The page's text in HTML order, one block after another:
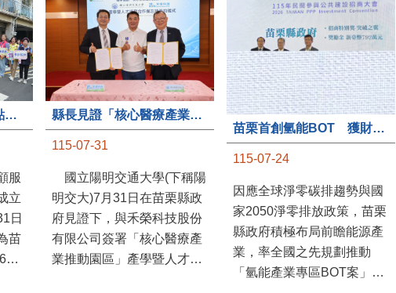
苗栗縣第236處關懷據點在苗栗市維祥里揭牌
服
立
日
苗
處
縣長見證「核心醫療產業推動園區」產學合作簽約儀式
115-07-31
國立陽明交通大學(下稱陽
明交大)7月31日在苗栗縣政
府見證下，與禾榮科技股份
有限公司簽署「核心醫療產
業推動園區」產學暨人才培
苗栗首創氫能BOT 獲財政部「突破之翼」肯定
115-07-24
因應全球淨零碳排趨勢與國
家2050淨零排放政策，苗栗
縣政府積極布局前瞻能源產
業，率全國之先規劃推動
「氫能產業專區BOT案」，